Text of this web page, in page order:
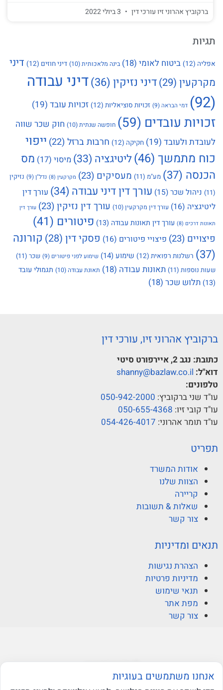
ברקוביץ אהרוני זיו עורכי דין
תגיות
אפליה (12) ביטוח לאומי (18) בינה מלאכותית(10) דיני חוזים (12)
דיני
מקרקעין (29) דיני נזיקין (36)
דיני עבודה
(92)
דמי הבראה(9) זכויות סוציאליות (12) זכויות עובד (19)
זכויות עובדים (59) חופשה שנתית(10)
חוק שכר שווה
לעובדת ולעובד (19) חקיקה (12) חרבות ברזל (22)
ייפוי
כוח מתמשך (46) ליטיגציה (33) מיסוי (17)
מס
הכנסה (37) מע"מ (11) מעסיקים (23) מקרקעין (8) נדל"ן(9)
נזיקין
(11)
ניהול שכר(15) עורך דין דיני עבודה (34)
עורך דין
ליטיגציה (16) עורך דין מקרקעין(10) עורך דין נזיקין(23) עורך דין
תאונות דרכים (8) עורך דין תאונות עבודה (13) פיטורים (41)
פיצויים (23) פיצויי פיטורים (16) פסקי דין (28)
קורונה
(37)
רשלנות רפואית (12) שימוע(14) שימוע לפני פיטורים (9) שכר (11)
שעות נוספות (11) תאונות עבודה (18) תאונת עבודה (10)
תגמולי עובד
(13)
תלוש שכר (18)
ברקוביץ אהרוני זיו, עורכי דין
כתובת: נגב 2, איירפורט סיטי
דוא"ל: shanny@bazlaw.co.il
טלפונים:
עו"ד שני ברקוביץ: 050-942-2000
עו"ד קובי זיו: 050-655-4368
עו"ד תומר אהרוני: 054-426-4017
תפריט
אודות המשרד
הצוות שלנו
קריירה
שאלות & תשובות
צור קשר
תנאים ומדיניות
הצהרת נגישות
מדיניות פרטיות
תנאי שימוש
מפת אתר
צור קשר
© ברקוביץ אהרוני זיו
אנחנו משתמשים בעוגיות